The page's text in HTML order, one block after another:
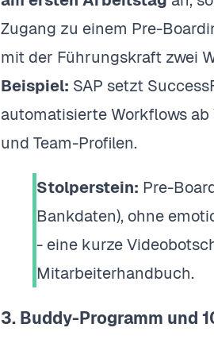
Zugang zu einem Pre-
mit der Führungskraft zwei
Beispiel: SAP setzt
automatisierte Workflows
und Team-Profilen.
Stolperstein: Pre-
Bankdaten), ohne
- eine kurze
Mitarbeiterhandbuch.
3. Buddy-Programm und